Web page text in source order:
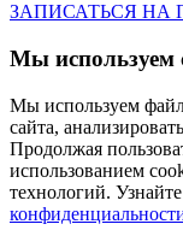
ЗАПИСАТЬСЯ НА
Мы используем
Мы используем
сайта,
Продолжая
использованием
технологий.